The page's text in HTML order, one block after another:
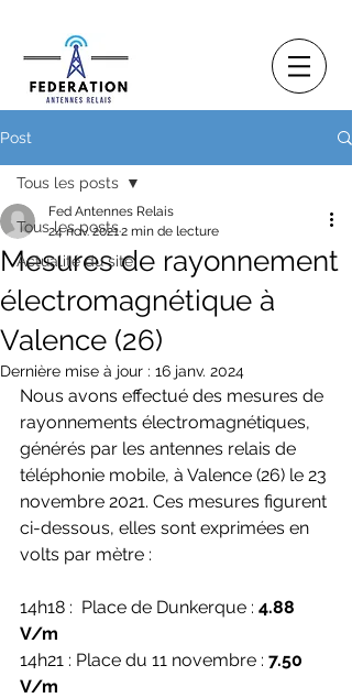
Post
Tous les posts
Actualité du site
Tous les posts
Mesures de rayonnement
électromagnétique à
Valence (26)
Fed Antennes Relais
24 nov. 20212 min de lecture
Dernière mise à jour : 16 janv. 2024
Nous avons effectué des mesures de
rayonnements électromagnétiques,
générés par les antennes relais de
téléphonie mobile, à Valence (26) le 23
novembre 2021. Ces mesures figurent
ci-dessous, elles sont exprimées en
volts par mètre :
14h18 :  Place de Dunkerque : 4.88
V/m
14h21 : Place du 11 novembre : 7.50
V/m